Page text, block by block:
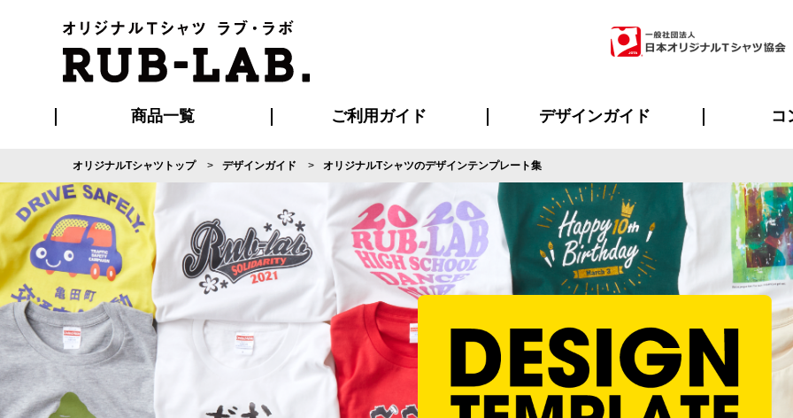
商品一覧
Tシャツ ポロシャツ パーカー・スウェット
ブルゾン・コート セットアップ・ジャージ ツナギ スポー
ハッピ キャップ・バンダナ グッズ全般 の
ご利用ガイド
ご利用ガイド
はじめての方へ
再注文の方へ
お支払い方法について
割引まとめページ
発送・特急サービスについて
版の保管期限について
マイページ会員のメリット
よくあるご質問
デザインガイド
デザイン入稿について
デザイン料について
デザインテンプレート集
デザインシミュレーター
書体一覧（フォント集）
プリント・加工一覧
コ
オリジナルTシャツトップ デザインガイド オリジナルTシャツのデザインテンプレート集